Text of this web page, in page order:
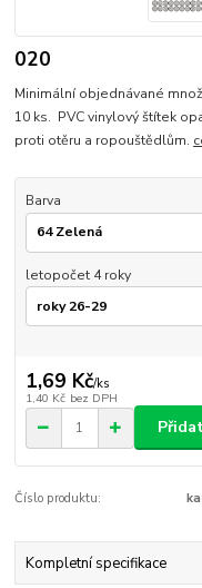
020
Minimální objednávané
10 ks. PVC vinylový štítek
proti otěru a ropouštědlům.
Barva
letopočet 4 roky
1,69 Kč/ks
1,40 Kč bez DPH
Číslo produktu:
Kompletní specifikace